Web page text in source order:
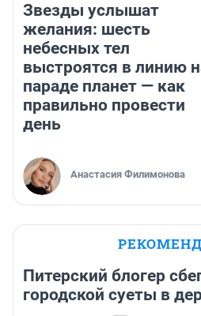
Звезды услышат
желания: шесть
небесных тел
выстроятся в линию
параде планет — как
правильно провести
день
Анастасия Филимонова
Питерский блогер
городской суеты в